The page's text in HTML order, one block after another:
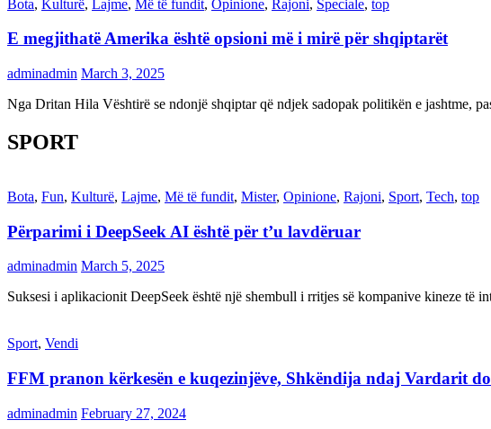
Bota, Kulturë, Lajme, Më të fundit, Opinione, Rajoni, Speciale, top
E megjithatë Amerika është opsioni më i mirë për shqiptarët
adminadmin March 3, 2025
Nga Dritan Hila Vështirë se ndonjë shqiptar që ndjek sadopak politikën e jashtme,
SPORT
Bota, Fun, Kulturë, Lajme, Më të fundit, Mister, Opinione, Rajoni, Sport, Tech, top
Përparimi i DeepSeek AI është për t’u lavdëruar
adminadmin March 5, 2025
Suksesi i aplikacionit DeepSeek është një shembull i rritjes së kompanive kineze
Sport, Vendi
FFM pranon kërkesën e kuqezinjëve, Shkëndija ndaj Vardarit
adminadmin February 27, 2024